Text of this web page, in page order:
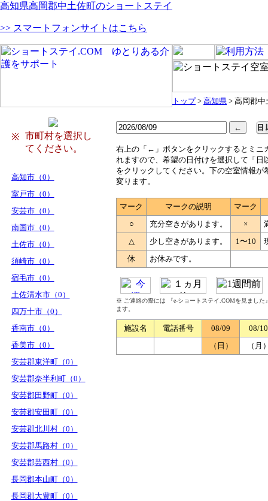
高知県高岡郡中土佐町のショートステイ
>> スマートフォンサイトはこちら
トップ> 高知県 > 高岡郡中
※
市町村を選択し
てください。
高知市（0）
室戸市（0）
安芸市（0）
南国市（0）
土佐市（0）
須崎市（0）
宿毛市（0）
土佐清水市（0）
四万十市（0）
香南市（0）
香美市（0）
安芸郡東洋町（0）
安芸郡奈半利町（0）
安芸郡田野町（0）
安芸郡安田町（0）
安芸郡北川村（0）
安芸郡馬路村（0）
安芸郡芸西村（0）
長岡郡本山町（0）
長岡郡大豊町（0）
右上の「←」ボタンをクリックするとミニ
れますので、希望の日付けを選択して「日
をクリックしてください。下の空室情報が
変ります。
マーク マークの説明
マーク
○
充分空きがあります。 ×
△
少し空きがあります。 1〜10
休
お休みです。
※ ご連絡の際には 『e-ショートステイ.COMを見まし
ます。
施設名 電話番号 08/09
08/10
（日）
（月